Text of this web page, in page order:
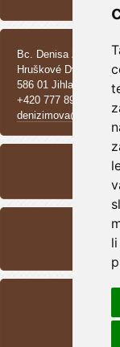
Bc. Denisa Zimová
Hruškové Dvory 370
586 01 Jihlava
+420 777 890 137